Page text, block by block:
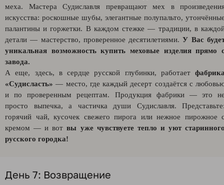
меха. Мастера Судиславля превращают мех в
искусства: роскошные шубы, элегантные полупальто,
палантины и горжетки. В каждом стежке — традиции, в
детали — мастерство, проверенное десятилетиями.У Вас
уникальная возможность купить меховые изделия прямо
завода.
А еще, здесь, в сердце русской глубинки, работает
«Судисласть» — место, где каждый десерт создаётся с
и по проверенным рецептам. Продукция фабрики — это
просто выпечка, а частичка души Судиславля.
горячий чай, кусочек свежего пирога или нежное пирожное
кремом — и вотвы уже чувствуете тепло и уют
русского городка!
День 7: Возвращение